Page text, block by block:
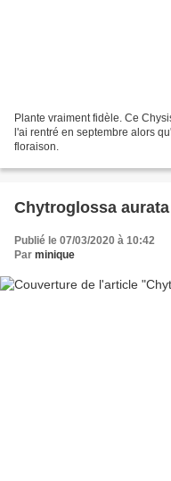
Plante vraiment fidèle. Ce
l'ai rentré en septembre alors
floraison.
Chytroglossa aurata
Publié le 07/03/2020 à 10:42
Par minique